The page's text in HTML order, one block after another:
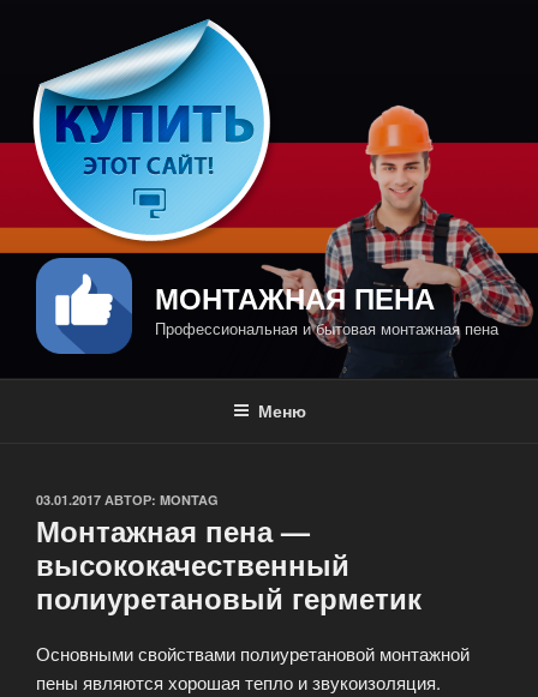
содержимому
МОНТАЖНАЯ ПЕНА
Профессиональная и бытовая монтажная пена
Меню
ОПУБЛИКОВАНО
03.01.2017 АВТОР: MONTAG
Монтажная пена —
высококачественный
полиуретановый герметик
Основными свойствами полиуретановой монтажной
пены являются хорошая тепло и звукоизоляция.